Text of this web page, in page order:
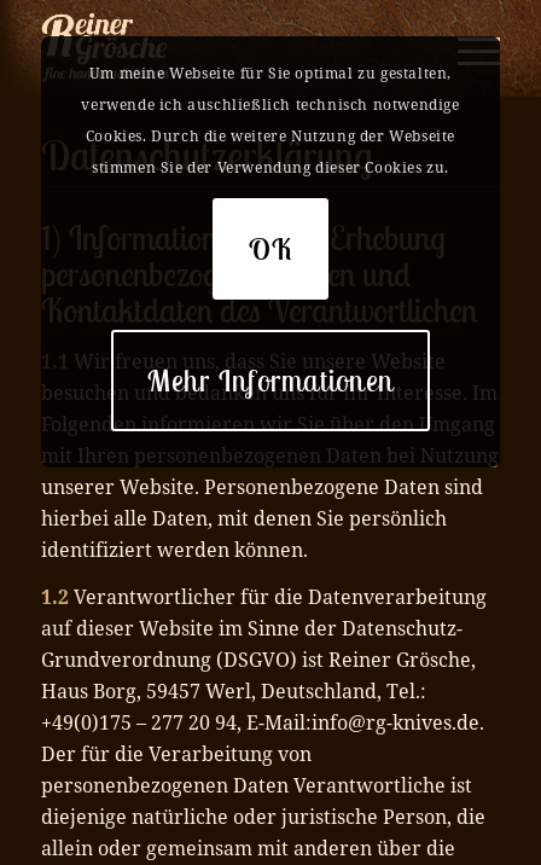
Datenschutzerklärung
1) Information über die Erhebung
personenbezogener Daten und
Kontaktdaten des Verantwortlichen
1.1 Wir freuen uns, dass Sie unsere Website
besuchen und bedanken uns für Ihr Interesse. Im
Folgenden informieren wir Sie über den Umgang
mit Ihren personenbezogenen Daten bei Nutzung
unserer Website. Personenbezogene Daten sind
hierbei alle Daten, mit denen Sie persönlich
identifiziert werden können.
1.2Verantwortlicher für die Datenverarbeitung
auf dieser Website im Sinne der Datenschutz-
Grundverordnung (DSGVO) ist Reiner Grösche,
Haus Borg, 59457 Werl, Deutschland, Tel.:
+49(0)175 – 277 20 94, E-Mail:info@rg-knives.de.
Der für die Verarbeitung von
personenbezogenen Daten Verantwortliche ist
diejenige natürliche oder juristische Person, die
allein oder gemeinsam mit anderen über die
Um meine Webseite für Sie optimal zu gestalten,
verwende ich auschließlich technisch notwendige
Cookies. Durch die weitere Nutzung der Webseite
stimmen Sie der Verwendung dieser Cookies zu.
OK
Mehr Informationen